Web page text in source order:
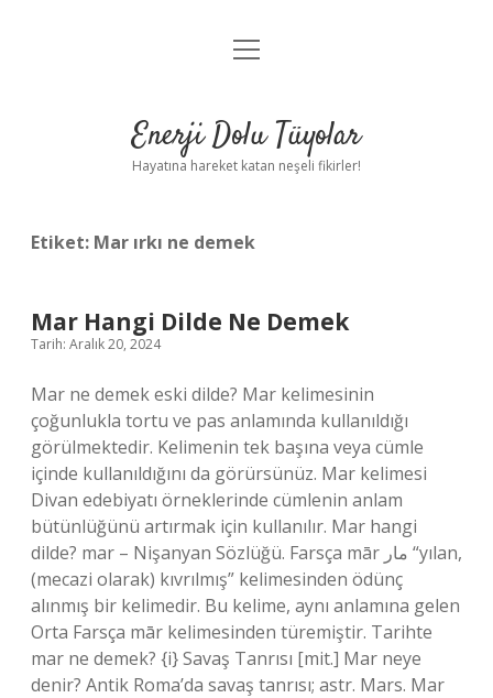
Anasayfa
Yasal Uyarı
menüyü
Enerji Dolu Tüyolar
Hayatına hareket katan neşeli fikirler!
Etiket: Mar ırkı ne demek
Mar Hangi Dilde Ne Demek
Tarih: Aralık 20, 2024
Mar ne demek eski dilde? Mar kelimesinin
çoğunlukla tortu ve pas anlamında kullanıldığı
görülmektedir. Kelimenin tek başına veya cümle
içinde kullanıldığını da görürsünüz. Mar kelimesi
Divan edebiyatı örneklerinde cümlenin anlam
bütünlüğünü artırmak için kullanılır. Mar hangi
dilde? mar – Nişanyan Sözlüğü. Farsça mār مار “yılan,
(mecazi olarak) kıvrılmış” kelimesinden ödünç
alınmış bir kelimedir. Bu kelime, aynı anlamına gelen
Orta Farsça mār kelimesinden türemiştir. Tarihte
mar ne demek? {i} Savaş Tanrısı [mit.] Mar neye
denir? Antik Roma’da savaş tanrısı; astr. Mars. Mar